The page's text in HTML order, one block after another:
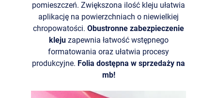
pomieszczeń. Zwiększona ilość kleju ułatwia
aplikację na powierzchniach o niewielkiej
chropowatości. Obustronne zabezpieczenie
klejuzapewnia łatwość wstępnego
formatowania oraz ułatwia procesy
produkcyjne. Folia dostępna w sprzedaży na
mb!